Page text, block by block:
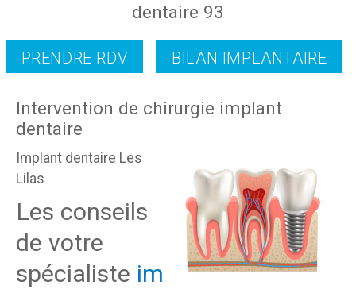
dentaire 93
PRENDRE RDV BILAN IMPLANTAIRE
Intervention de chirurgie implant
dentaire
Implant dentaire Les
Lilas
Les conseils
de votre
spécialiste im